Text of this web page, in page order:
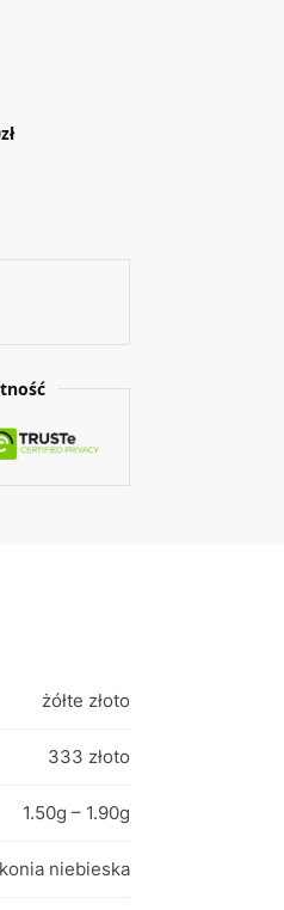
żółte złoto
333 złoto
1.50g – 1.90g
niebieska